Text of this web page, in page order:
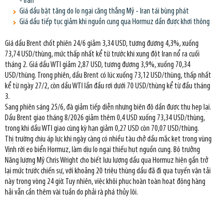
Giá dầu bật tăng do lo ngại căng thẳng Mỹ - Iran tái bùng phát
Giá dầu tiếp tục giảm khi nguồn cung qua Hormuz dần được khơi thông
Giá dầu Brent chốt phiên 24/6 giảm 3,34 USD, tương đương 4,3%, xuống
73,74 USD/thùng, mức thấp nhất kể từ trước khi xung đột Iran nổ ra cuối
tháng 2. Giá dầu WTI giảm 2,87 USD, tương đương 3,9%, xuống 70,34
USD/thùng. Trong phiên, dầu Brent có lúc xuống 73,12 USD/thùng, thấp nhất
kể từ ngày 27/2, còn dầu WTI lần đầu rơi dưới 70 USD/thùng kể từ đầu tháng
3.
Sang phiên sáng 25/6, đà giảm tiếp diễn nhưng biên độ dần được thu hẹp lại.
Dầu Brent giao tháng 8/2026 giảm thêm 0,4 USD xuống 73,34 USD/thùng,
trong khi dầu WTI giao cùng kỳ hạn giảm 0,27 USD còn 70,07 USD/thùng.
Thị trường chịu áp lực khi ngày càng có nhiều tàu chở dầu mắc kẹt trong vùng
Vịnh rời eo biển Hormuz, làm dịu lo ngại thiếu hụt nguồn cung. Bộ trưởng
Năng lượng Mỹ Chris Wright cho biết lưu lượng dầu qua Hormuz hiện gần trở
lại mức trước chiến sự, với khoảng 20 triệu thùng dầu đã đi qua tuyến vận tải
này trong vòng 24 giờ. Tuy nhiên, việc khôi phục hoàn toàn hoạt động hàng
hải vẫn cần thêm vài tuần do phải rà phá thủy lôi.